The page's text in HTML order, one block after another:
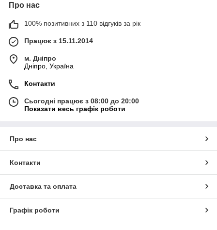
Про нас
100% позитивних з 110 відгуків за рік
Працює з 15.11.2014
м. Дніпро
Дніпро, Україна
Контакти
Сьогодні працює з 08:00 до 20:00
Показати весь графік роботи
Про нас
Контакти
Доставка та оплата
Графік роботи